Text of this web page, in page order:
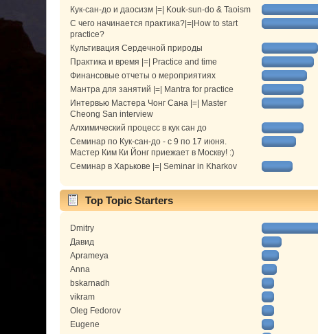
Кук-сан-до и даосизм |=| Kouk-sun-do & Taoism
С чего начинается практика?|=|How to start
practice?
Культивация Сердечной природы
Практика и время |=| Practice and time
Финансовые отчеты о мероприятиях
Мантра для занятий |=| Mantra for practice
Интервью Мастера Чонг Сана |=| Master
Cheong San interview
Алхимический процесс в кук сан до
Семинар по Кук-сан-до - с 9 по 17 июня.
Мастер Ким Ки Йонг приежает в Москву! :)
Семинар в Харькове |=| Seminar in Kharkov
Top Topic Starters
Dmitry
Давид
Aprameya
Anna
bskarnadh
vikram
Oleg Fedorov
Eugene